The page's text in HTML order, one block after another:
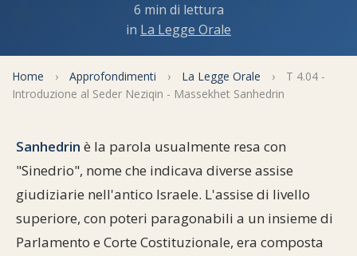
Pubblicazioni
La tradizione orale
Filosofia e Pensiero
Momenti di Torah
Convertitore di date
Vendita del chametz
Mappa del sito
Feste e ricorrenze
Cucina tipica
Perle dal Talmud
Umorismo e simpatia
10 comandamenti
Approfondimenti
Aspetti di vita ebraica
Storia millenaria
Personaggi celebri
Mangiare casher
Turismo in Italia
Parliamone
6 min di lettura
in La Legge Orale
Home › Approfondimenti › La Legge Orale ›
T 4.04 -
Introduzione al Seder Neziqin - Massekhet Sanhedrin
Sanhedrin è la parola usualmente resa con
"Sinedrio", nome che indicava diverse assise
giudiziarie nell'antico Israele. L'assise di livello
superiore, con poteri paragonabili a un insieme di
Parlamento e Corte Costituzionale, era composta